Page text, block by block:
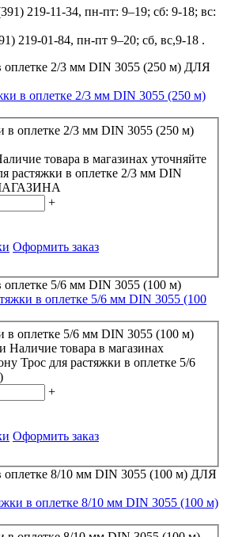
219-11-34, пн-пт: 9–19; сб: 9-18; вс:
219-01-84, пн-пт 9–20; сб, вс,9-18 .
в оплетке 2/3 мм DIN 3055 (250 м)
товара в магазинах уточняйте
растяжки в оплетке 2/3 мм DIN
+
Оформить заказ
в оплетке 5/6 мм DIN 3055 (100
Наличие товара в магазинах
Трос для растяжки в оплетке 5/6
+
Оформить заказ
в оплетке 8/10 мм DIN 3055 (100 м)